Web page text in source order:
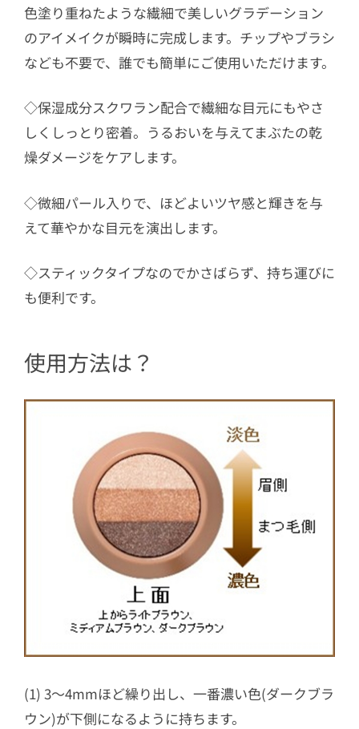
色塗り重ねたような繊細で美しいグラデーション
のアイメイクが瞬時に完成します。チップやブラシ
なども不要で、誰でも簡単にご使用いただけます。
◇保湿成分スクワラン配合で繊細な目元にもやさ
しくしっとり密着。うるおいを与えてまぶたの乾
燥ダメージをケアします。
◇微細パール入りで、ほどよいツヤ感と輝きを与
えて華やかな目元を演出します。
◇スティックタイプなのでかさばらず、持ち運びに
も便利です。
使用方法は？
(1) 3～4mmほど繰り出し、一番濃い色(ダークブラ
ウン)が下側になるように持ちます。